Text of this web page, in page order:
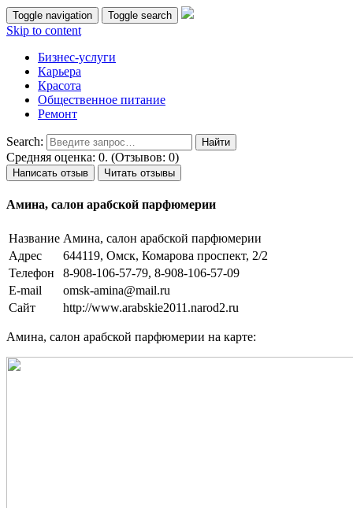
Toggle navigation Toggle search
Skip to content
Бизнес-услуги
Карьера
Красота
Общественное питание
Ремонт
Search:
Средняя оценка: 0. (Отзывов: 0)
Написать отзыв Читать отзывы
Амина, салон арабской парфюмерии
Название Амина, салон арабской парфюмерии
Адрес
644119, Омск, Комарова проспект, 2/2
Телефон
8-908-106-57-79, 8-908-106-57-09
E-mail
omsk-amina@mail.ru
Сайт
http://www.arabskie2011.narod2.ru
Амина, салон арабской парфюмерии на карте: